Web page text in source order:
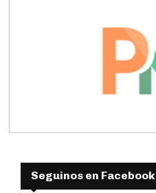
Seguinos en Facebook